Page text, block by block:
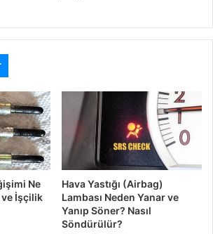
Ne
ve İşçilik
Hava Yastığı (Airbag)
Lambası Neden Yanar ve
Yanıp Söner? Nasıl
Söndürülür?